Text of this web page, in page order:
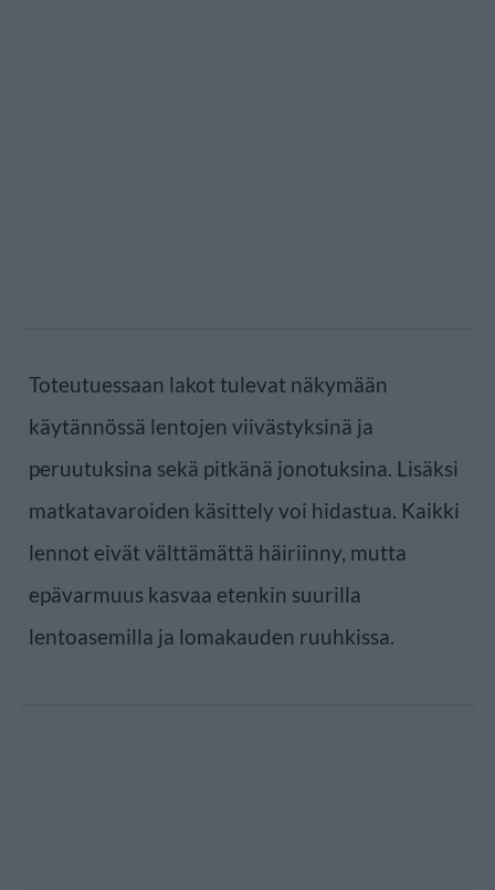
Toteutuessaan lakot tulevat näkymään
käytännössä lentojen viivästyksinä ja
peruutuksina sekä pitkänä jonotuksina. Lisäksi
matkatavaroiden käsittely voi hidastua. Kaikki
lennot eivät välttämättä häiriinny, mutta
epävarmuus kasvaa etenkin suurilla
lentoasemilla ja lomakauden ruuhkissa.